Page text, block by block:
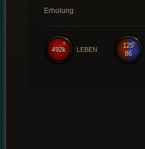
Erholung
125
86
492k LEBEN